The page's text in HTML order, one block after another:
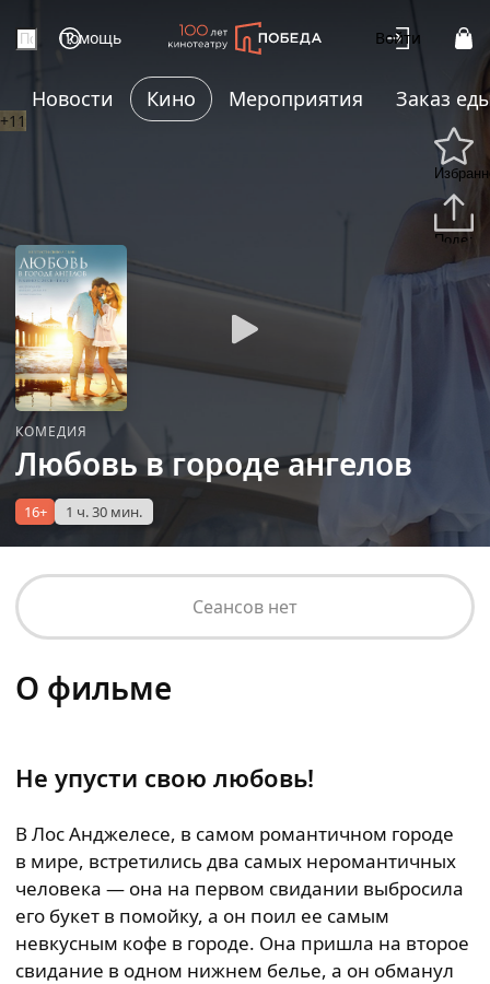
Помощь Войти
Новости Кино Мероприятия Заказ
+11
КОМЕДИЯ
Любовь в городе ангелов
16+ 1 ч. 30 мин.
Сеансов нет
О фильме
Не упусти свою любовь!
В Лос Анджелесе, в самом романтичном городе
в мире, встретились два самых неромантичных
человека — она на первом свидании выбросила
его букет в помойку, а он поил ее самым
невкусным кофе в городе. Она пришла на второе
свидание в одном нижнем белье, а он обманул